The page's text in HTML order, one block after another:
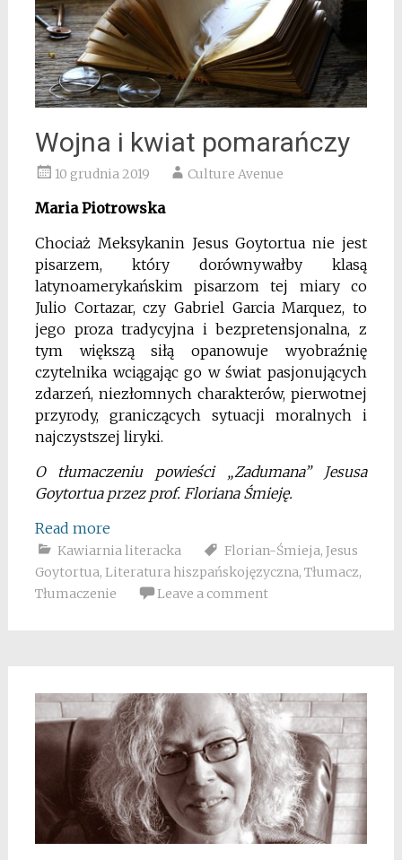
Wojna i kwiat pomarańczy
10 grudnia 2019 Culture Avenue
Maria Piotrowska
Chociaż Meksykanin Jesus Goytortua nie jest
pisarzem, który dorównywałby klasą
latynoamerykańskim pisarzom tej miary co
Julio Cortazar, czy Gabriel Garcia Marquez, to
jego proza tradycyjna i bezpretensjonalna, z
tym większą siłą opanowuje wyobraźnię
czytelnika wciągając go w świat pasjonujących
zdarzeń, niezłomnych charakterów, pierwotnej
przyrody, graniczących sytuacji moralnych i
najczystszej liryki.
O tłumaczeniu powieści „Zadumana” Jesusa
Goytortua przez prof. Floriana Śmieję.
Read more
Kawiarnia literacka Florian-Śmieja, Jesus
Goytortua, Literatura hiszpańskojęzyczna, Tłumacz,
Tłumaczenie
Leave a comment